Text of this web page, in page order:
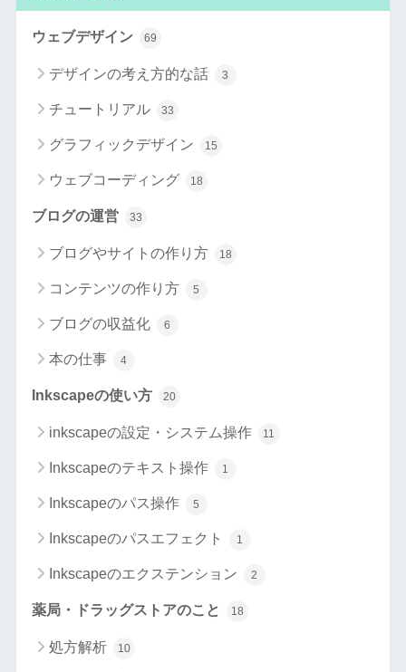
ウェブデザイン 69
デザインの考え方的な話 3
チュートリアル 33
グラフィックデザイン 15
ウェブコーディング 18
ブログの運営 33
ブログやサイトの作り方 18
コンテンツの作り方 5
ブログの収益化 6
本の仕事 4
Inkscapeの使い方 20
inkscapeの設定・システム操作 11
Inkscapeのテキスト操作 1
Inkscapeのパス操作 5
Inkscapeのパスエフェクト 1
Inkscapeのエクステンション 2
薬局・ドラッグストアのこと 18
処方解析 10